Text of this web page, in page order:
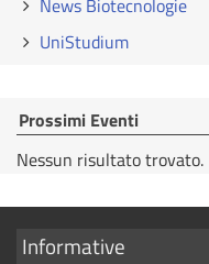
News Biotecnologie
UniStudium
Prossimi Eventi
Nessun risultato trovato.
Mostra
Informative